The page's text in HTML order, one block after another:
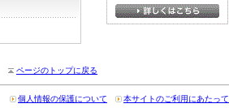
ページのトップに戻る
本サイトのご利用にあたって
個人情報の保護について